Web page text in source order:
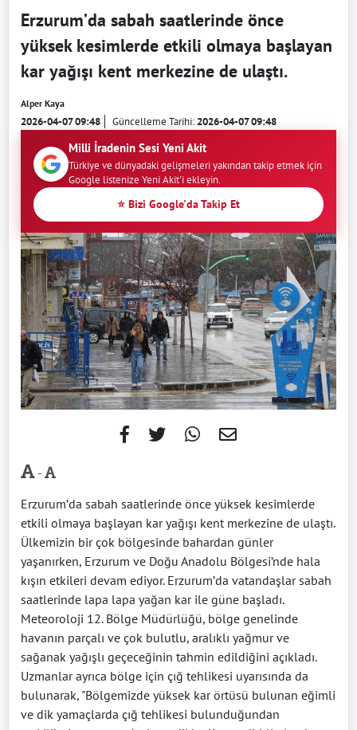
Erzurum’da sabah saatlerinde önce
yüksek kesimlerde etkili olmaya başlayan
kar yağışı kent merkezine de ulaştı.
Alper Kaya
2026-04-07 09:48 Güncelleme Tarihi:2026-04-07 09:48
Milli İradenin Sesi Yeni Akit
Türkiye ve dünyadaki gelişmeleri yakından takip etmek için
Google listenize Yeni Akit'i ekleyin.
⭐ Bizi Google'da Takip Et
-
Erzurum’da sabah saatlerinde önce yüksek kesimlerde
etkili olmaya başlayan kar yağışı kent merkezine de ulaştı.
Ülkemizin bir çok bölgesinde bahardan günler
yaşanırken, Erzurum ve Doğu Anadolu Bölgesi’nde hala
kışın etkileri devam ediyor. Erzurum’da vatandaşlar sabah
saatlerinde lapa lapa yağan kar ile güne başladı.
Meteoroloji 12. Bölge Müdürlüğü, bölge genelinde
havanın parçalı ve çok bulutlu, aralıklı yağmur ve
sağanak yağışlı geçeceğinin tahmin edildiğini açıkladı.
Uzmanlar ayrıca bölge için çığ tehlikesi uyarısında da
bulunarak, "Bölgemizde yüksek kar örtüsü bulunan eğimli
ve dik yamaçlarda çığ tehlikesi bulunduğundan